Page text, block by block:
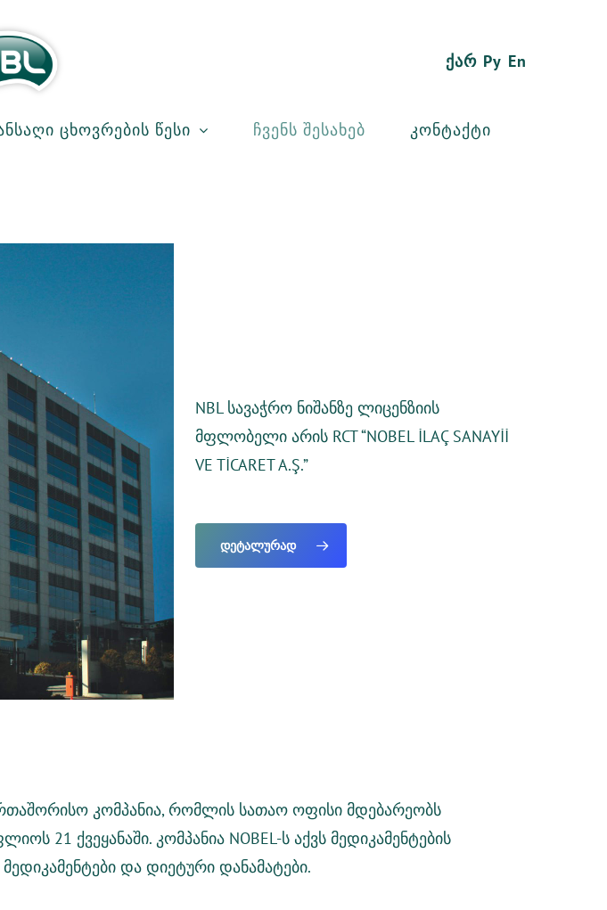
Ქარ Ру En
Ცხოვრების Წესი Ჩვენს Შესახებ Კონტაქტი
NBL სავაჭრო ნიშანზე ლიცენზიის
მფლობელი არის RCT “NOBEL İLAÇ SANAYİİ
VE TİCARET A.Ş.”
Დეტალურად
კომპანია, რომლის სათაო ოფისი მდებარეობს
21 ქვეყანაში. კომპანია NOBEL-ს აქვს მედიკამენტების
და დიეტური დანამატები.